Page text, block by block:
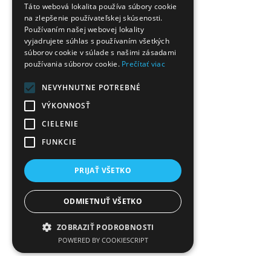
Táto webová lokalita používa súbory cookie
na zlepšenie používateľskej skúsenosti.
Používaním našej webovej lokality
vyjadrujete súhlas s používaním všetkých
súborov cookie v súlade s našimi zásadami
používania súborov cookie. Prečítať viac
NEVYHNUTNE POTREBNÉ
VÝKONNOSŤ
CIELENIE
FUNKCIE
PRIJAŤ VŠETKO
ODMIETNUŤ VŠETKO
ZOBRAZIŤ PODROBNOSTI
POWERED BY COOKIESCRIPT